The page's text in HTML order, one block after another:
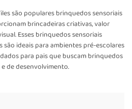
são populares brinquedos sensoriais
brincadeiras criativas, valor
Esses brinquedos sensoriais
ideais para ambientes pré-escolares
para pais que buscam brinquedos
de desenvolvimento.